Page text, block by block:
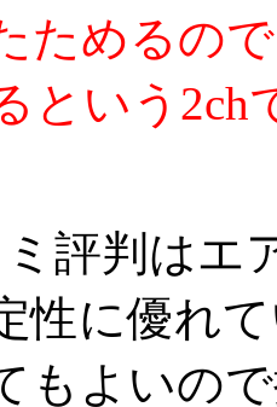
ためるの
という2ch
評判はエ
性に優れ
もよいの